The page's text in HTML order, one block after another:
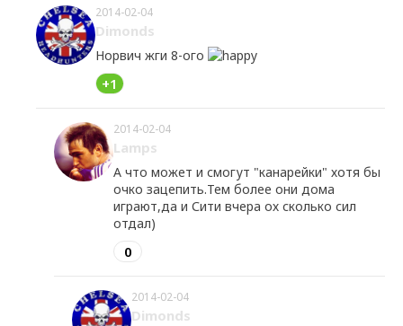
2014-02-04
Dimonds
Норвич жги 8-ого
+1
2014-02-04
Lamps
А что может и смогут "канарейки" хотя бы
очко зацепить.Тем более они дома
играют,да и Сити вчера ох сколько сил
отдал)
0
2014-02-04
Dimonds